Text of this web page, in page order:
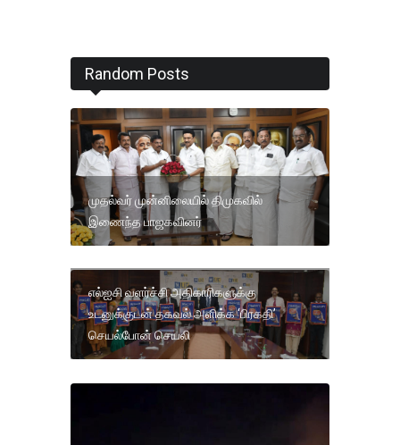
Random Posts
முதல்வர் முன்னிலையில் திமுகவில்
இணைந்த பாஜகவினர்
எல்ஐசி வளர்ச்சி அதிகாரிகளுக்கு
உடனுக்குடன் தகவல் அளிக்க ‘பிரகதி’
செயல்போன் செயலி